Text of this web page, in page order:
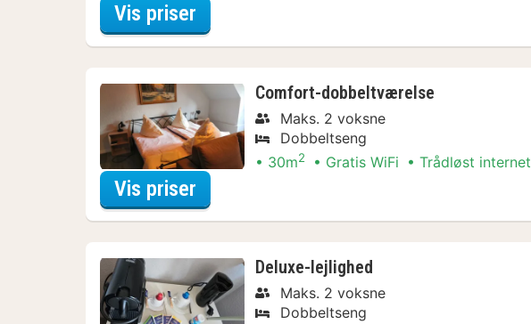
Vis priser
Comfort-dobbeltværelse
Maks. 2 voksne
Dobbeltseng
30m2 Gratis WiFi Trådløst internet
Vis priser
Deluxe-lejlighed
Maks. 2 voksne
Dobbeltseng